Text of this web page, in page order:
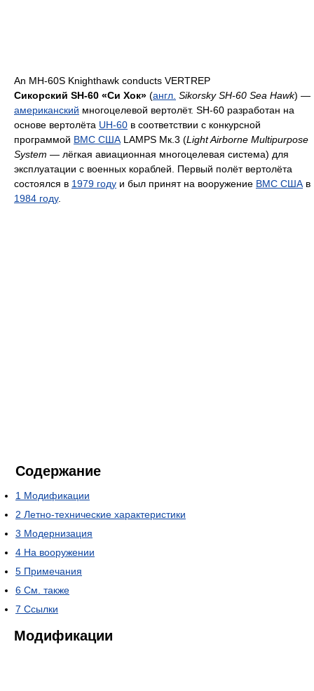
An MH-60S Knighthawk conducts VERTREP
Сикорский SH-60 «Си Хок» (англ. Sikorsky SH-60 Sea Hawk) —
американский многоцелевой вертолёт. SН-60 разработан на
основе вертолёта UH-60 в соответствии с конкурсной
программой ВМС США LAMPS Мк.3 (Light Airborne Multipurpose
System — лёгкая авиационная многоцелевая система) для
эксплуатации с военных кораблей. Первый полёт вертолёта
состоялся в 1979 году и был принят на вооружение ВМС США в
1984 году.
Содержание
1 Модификации
2 Летно-технические характеристики
3 Модернизация
4 На вооружении
5 Примечания
6 См. также
7 Ссылки
Модификации